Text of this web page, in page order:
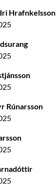
Hrafnkelsson
Rúnarsson